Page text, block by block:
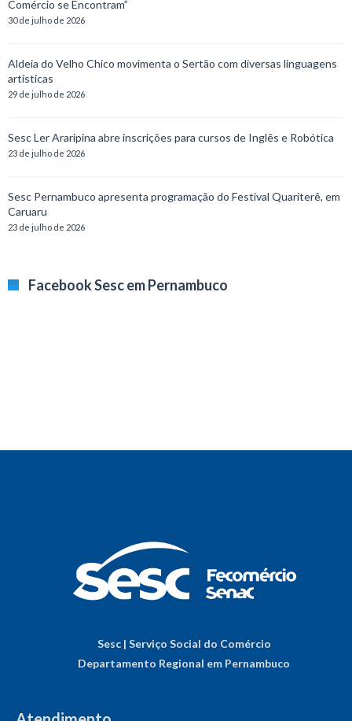
Comércio se Encontram”
30 de julho de 2026
Aldeia do Velho Chico movimenta o Sertão com diversas linguagens
artísticas
29 de julho de 2026
Sesc Ler Araripina abre inscrições para cursos de Inglês e Robótica
23 de julho de 2026
Sesc Pernambuco apresenta programação do Festival Quariterê, em
Caruaru
23 de julho de 2026
Facebook Sesc em Pernambuco
Sesc | Serviço Social do Comércio
Departamento Regional em Pernambuco